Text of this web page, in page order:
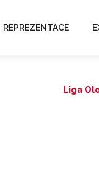
REPREZENTACE
Liga